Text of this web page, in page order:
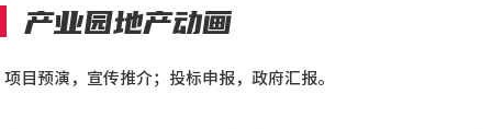
产业园地产动画
项目预演，宣传推介；投标申报，政府汇报。